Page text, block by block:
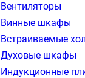
Вентиляторы
Винные шкафы
Встраиваемые
Духовые шкафы
Индукционные